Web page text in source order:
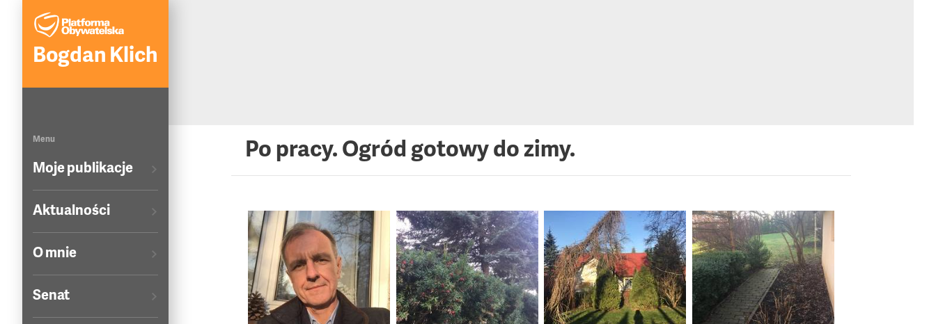
Bogdan Klich
Menu
Moje publikacje
Aktualności
O mnie
Senat
Po pracy. Ogród gotowy do zimy.